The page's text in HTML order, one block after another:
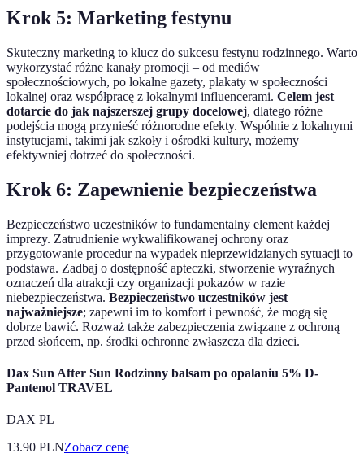
Krok 5: Marketing festynu
Skuteczny marketing to klucz do sukcesu festynu rodzinnego. Warto
wykorzystać różne kanały promocji – od mediów
społecznościowych, po lokalne gazety, plakaty w społeczności
lokalnej oraz współpracę z lokalnymi influencerami. Celem jest
dotarcie do jak najszerszej grupy docelowej, dlatego różne
podejścia mogą przynieść różnorodne efekty. Wspólnie z lokalnymi
instytucjami, takimi jak szkoły i ośrodki kultury, możemy
efektywniej dotrzeć do społeczności.
Krok 6: Zapewnienie bezpieczeństwa
Bezpieczeństwo uczestników to fundamentalny element każdej
imprezy. Zatrudnienie wykwalifikowanej ochrony oraz
przygotowanie procedur na wypadek nieprzewidzianych sytuacji to
podstawa. Zadbaj o dostępność apteczki, stworzenie wyraźnych
oznaczeń dla atrakcji czy organizacji pokazów w razie
niebezpieczeństwa. Bezpieczeństwo uczestników jest
najważniejsze; zapewni im to komfort i pewność, że mogą się
dobrze bawić. Rozważ także zabezpieczenia związane z ochroną
przed słońcem, np. środki ochronne zwłaszcza dla dzieci.
Dax Sun After Sun Rodzinny balsam po opalaniu 5% D-
Pantenol TRAVEL
DAX PL
13.90 PLNZobacz cenę